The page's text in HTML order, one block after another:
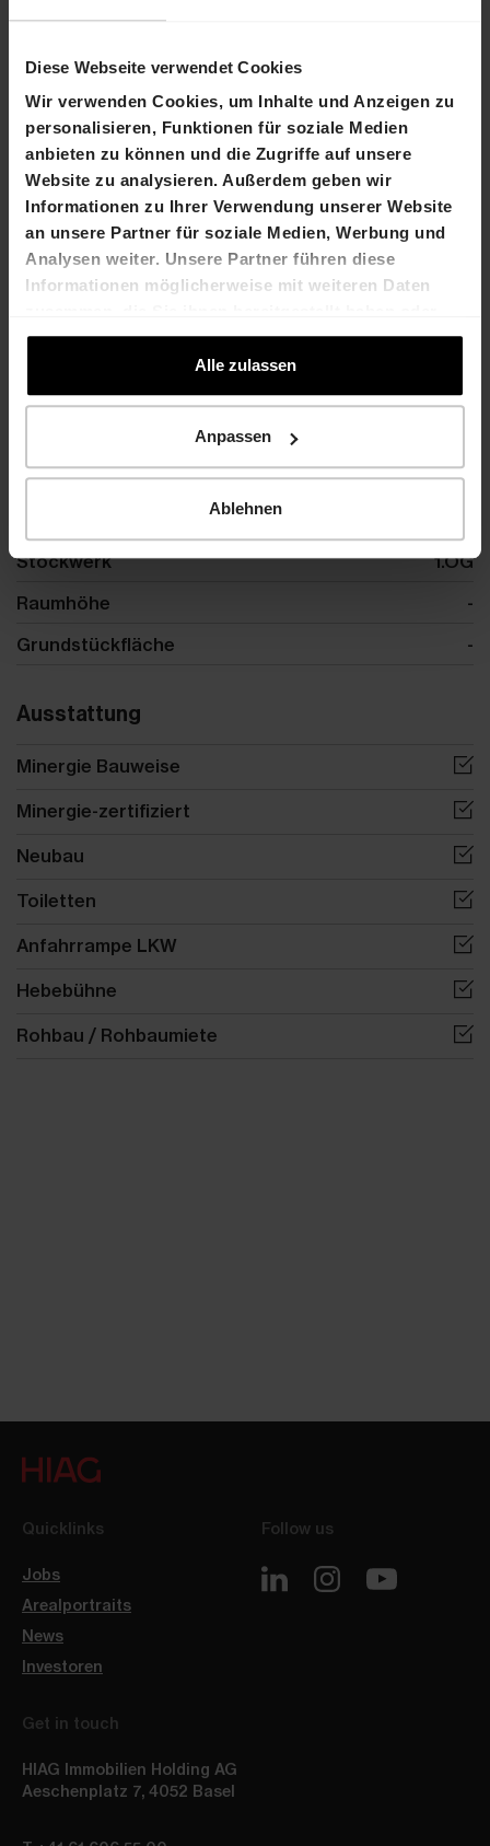
Diese Webseite verwendet Cookies
Wir verwenden Cookies, um Inhalte und Anzeigen zu
personalisieren, Funktionen für soziale Medien
anbieten zu können und die Zugriffe auf unsere
Website zu analysieren. Außerdem geben wir
Informationen zu Ihrer Verwendung unserer Website
an unsere Partner für soziale Medien, Werbung und
Analysen weiter. Unsere Partner führen diese
Informationen möglicherweise mit weiteren Daten
die sie im Rahmen Ihrer Nutzung der Dienste
Alle zulassen
Anpassen
Ablehnen
Name
Fabienne Kanz
E-Mail
fabienne.kanz@hiag.com
Telefon
+41 79 377 53 51
Preis
Gewerbefläche 1.OG Gross
Kategorie
Gewerbe
Stockwerk
1.OG
Raumhöhe
-
Grundstückfläche
-
Ausstattung
Minergie Bauweise
Minergie-zertifiziert
Neubau
Toiletten
Anfahrrampe LKW
Hebebühne
Rohbau / Rohbaumiete
Quicklinks
Jobs
Arealportraits
News
Investoren
Follow us
Get in touch
HIAG Immobilien Holding AG
Aeschenplatz 7, 4052 Basel